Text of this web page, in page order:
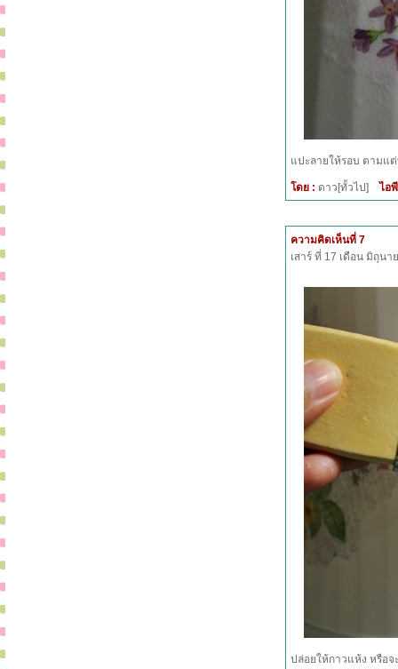
แปะลายให้รอบ ตามแ
โดย : ดาว[ทั้วไป] ไอ
ความคิดเห็นที่ 7
เสาร์ ที่ 17 เดือน มิถุนา
ปล่อยให้กาวแห้ง หรือจ